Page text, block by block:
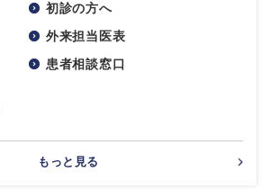
初診の方へ
外来担当医表
患者相談窓口
もっと見る